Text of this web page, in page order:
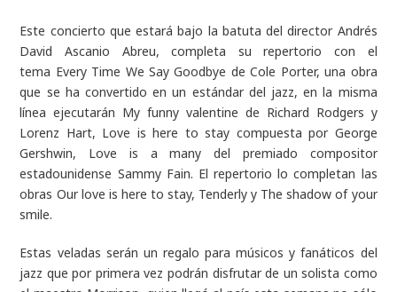
Este concierto que estará bajo la batuta del director Andrés
David Ascanio Abreu, completa su repertorio con el
tema Every Time We Say Goodbye de Cole Porter, una obra
que se ha convertido en un estándar del jazz, en la misma
línea ejecutarán My funny valentine de Richard Rodgers y
Lorenz Hart, Love is here to stay compuesta por George
Gershwin, Love is a many del premiado compositor
estadounidense Sammy Fain. El repertorio lo completan las
obras Our love is here to stay, Tenderly y The shadow of your
smile.
Estas veladas serán un regalo para músicos y fanáticos del
jazz que por primera vez podrán disfrutar de un solista como